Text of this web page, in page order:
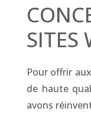
SITES
Pour offrir
de haute
avons